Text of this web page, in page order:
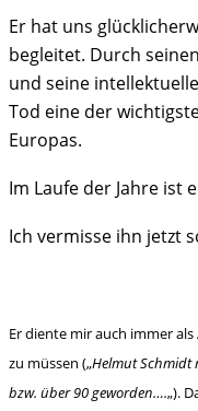
Er hat uns
begleitet. Durch
und seine
Tod eine der
Europas.
Im Laufe der Jahre ist
Ich vermisse ihn jetzt
Er diente mir auch immer
zu müssen („Helmut Schmidt
bzw. über 90 geworden….„).